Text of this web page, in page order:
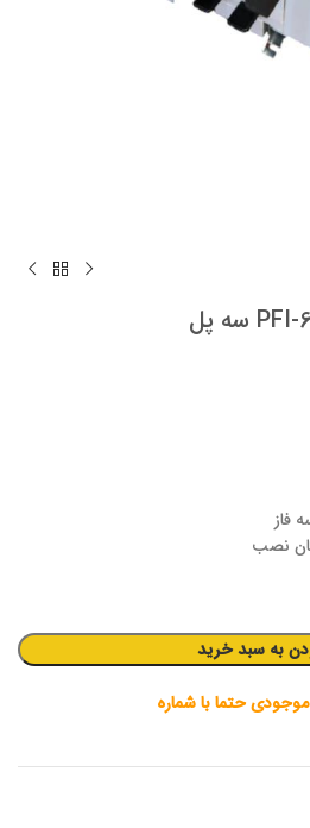
فاز
نصب
به سبد خرید
موجودی حتما با شماره